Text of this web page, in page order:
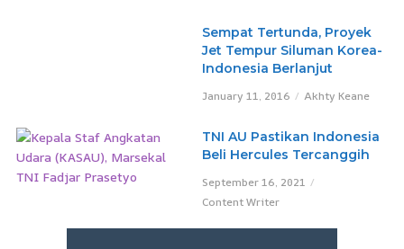
Sempat Tertunda, Proyek
Jet Tempur Siluman Korea-
Indonesia Berlanjut
January 11, 2016 Akhty Keane
TNI AU Pastikan Indonesia
Beli Hercules Tercanggih
September 16, 2021
Content Writer